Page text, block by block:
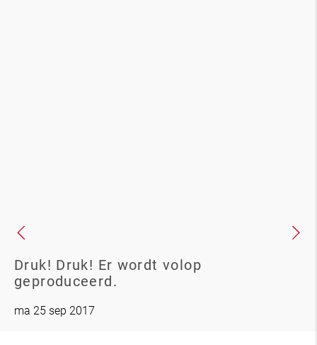
Druk! Druk! Er wordt volop
geproduceerd.
ma 25 sep 2017